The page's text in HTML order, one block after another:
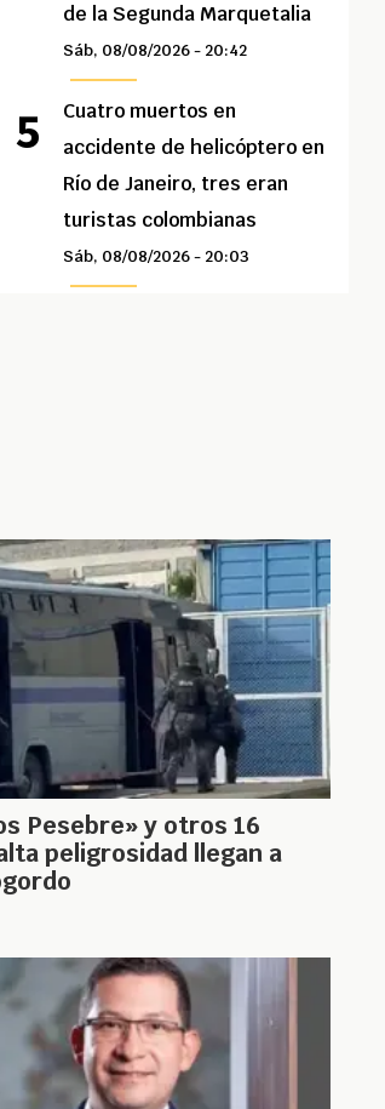
de la Segunda Marquetalia
Sáb, 08/08/2026 - 20:42
Cuatro muertos en
accidente de helicóptero en
Río de Janeiro, tres eran
turistas colombianas
Sáb, 08/08/2026 - 20:03
Pesebre» y otros 16
peligrosidad llegan a